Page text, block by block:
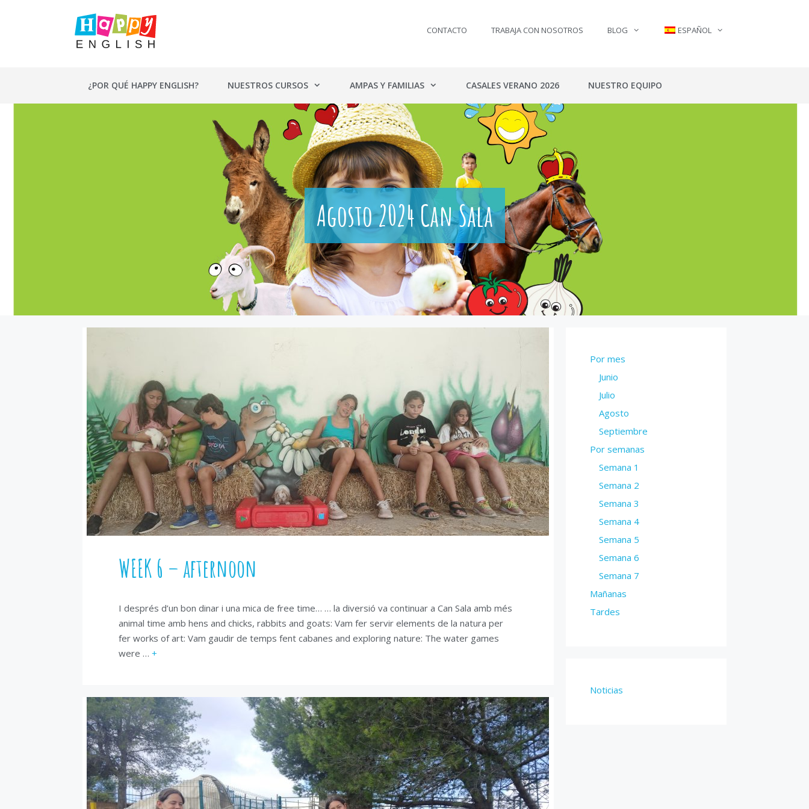
CONTACTO TRABAJA CON NOSOTROS BLOG ESPAÑOL
¿POR QUÉ HAPPY ENGLISH? NUESTROS CURSOS AMPAS Y FAMILIAS CASALES VERANO 2026 NUESTRO EQUIPO
Agosto 2024 Can Sala
WEEK 6 – afternoon
I després d’un bon dinar i una mica de free time… … la diversió va continuar a Can Sala amb més
animal time amb hens and chicks, rabbits and goats: Vam fer servir elements de la natura per
fer works of art: Vam gaudir de temps fent cabanes and exploring nature: The water games
were … +
Por mes
Junio
Julio
Agosto
Septiembre
Por semanas
Semana 1
Semana 2
Semana 3
Semana 4
Semana 5
Semana 6
Semana 7
Mañanas
Tardes
Noticias